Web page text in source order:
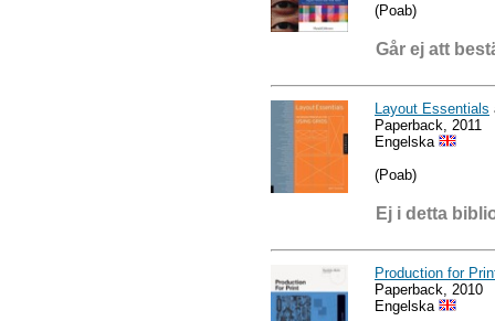
(Poab)
Går ej att
Layout Essentials
Paperback, 2011
Engelska
(Poab)
Ej i detta
Production for
Paperback, 2010
Engelska